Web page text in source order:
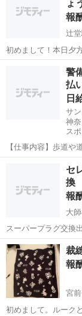
ょ
報
辻
初めまして！本日夕
ボルトがないと運べな
至急ドラム洗濯機輸
でも取りに伺います
藤沢市
警
払
日
サ
神
ス
【仕事内容】歩道や
用される車両や歩行
導してください。
寧な研修20hで基本的
セ
換
報
大
スーパープラグ交換
来るかも教えてくだ
神奈川 川崎市
裁
報
宮
初めまして。ルーク